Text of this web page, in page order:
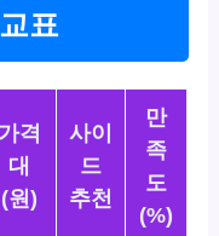
표
가격
대
(원)
사이
드
추천
만
족
도
(%)